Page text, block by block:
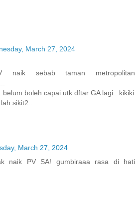
March 27, 2024
naik sebab taman metropolitan
boleh capai utk dftar GA lagi...kikiki
sikit2..
March 27, 2024
naik PV SA! gumbiraaa rasa di hati